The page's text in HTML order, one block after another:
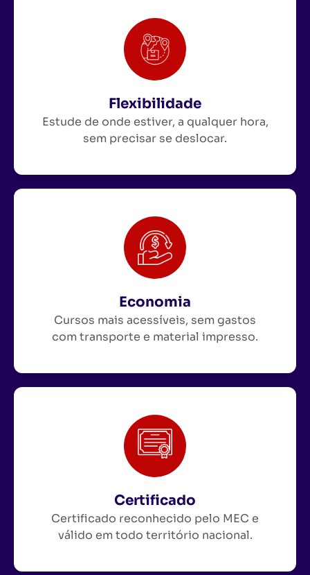
Flexibilidade
Estude de onde estiver, a qualquer hora,
sem precisar se deslocar.
Economia
Cursos mais acessíveis, sem gastos
com transporte e material impresso.
Certificado
Certificado reconhecido pelo MEC e
válido em todo território nacional.